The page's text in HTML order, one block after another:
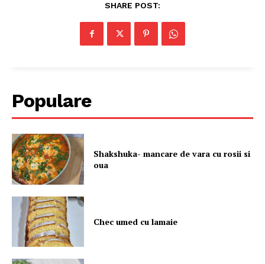
SHARE POST:
Populare
Shakshuka- mancare de vara cu rosii si
oua
Chec umed cu lamaie